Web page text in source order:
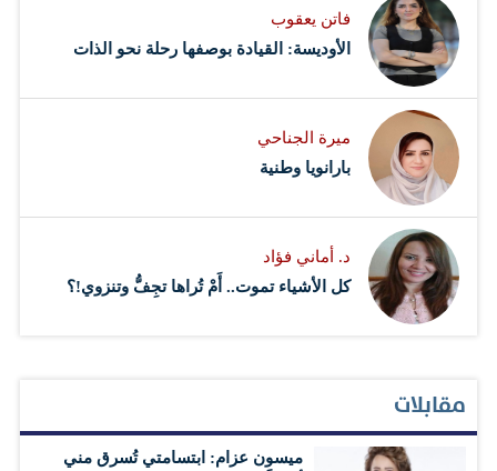
فاتن يعقوب
الأوديسة: القيادة بوصفها رحلة نحو الذات
ميرة الجناحي
بارانويا وطنية
د. أماني فؤاد
كل الأشياء تموت.. أَمْ تُراها تجِفُّ وتنزوي!؟
مقابلات
ميسون عزام: ابتسامتي تُسرق مني